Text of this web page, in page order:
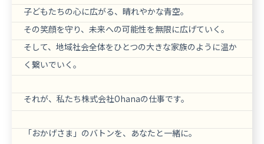
子どもたちの心に広がる、晴れやかな青空。
その笑顔を守り、未来への可能性を無限に広げていく。
そして、地域社会全体をひとつの大きな家族のように温か
く繋いでいく。
それが、私たち株式会社Ohanaの仕事です。
「おかげさま」のバトンを、あなたと一緒に。